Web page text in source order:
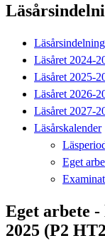
Läsårsindelning
Läsåret 2024-
Läsåret 2025-
Läsåret 2026-
Läsåret 2027-
Läsårskalender
Eget
Eget arbete
2025 (P2